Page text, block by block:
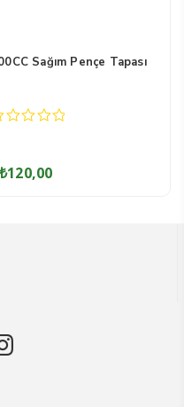
160CC Sağım Pençe Kelebeği
5₺60,00